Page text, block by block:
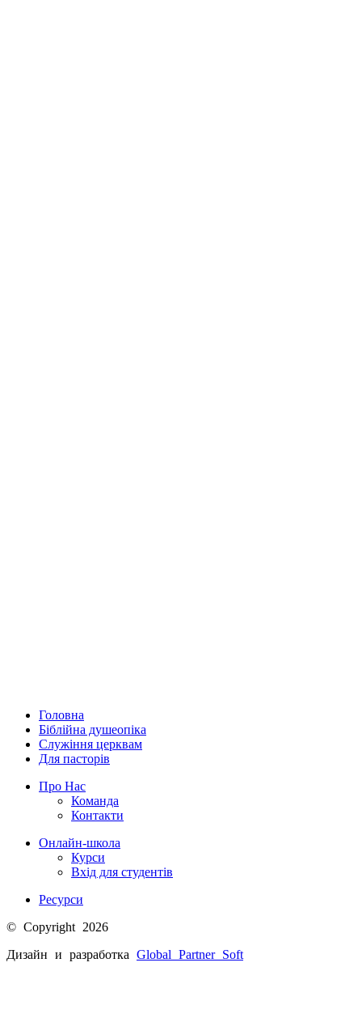
Головна
Біблійна душеопіка
Служіння церквам
Для пасторів
Про Нас
Команда
Контакти
Онлайн-школа
Курси
Вхід для студентів
Ресурси
© Copyright 2026
Дизайн и разработка Global Partner Soft